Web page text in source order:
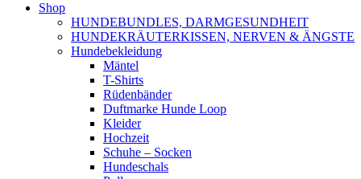
Shop
HUNDEBUNDLES, DARMGESUNDHEIT
HUNDEKRÄUTERKISSEN, NERVEN & ÄNGSTE
Hundebekleidung
Mäntel
T-Shirts
Rüdenbänder
Duftmarke Hunde Loop
Kleider
Hochzeit
Schuhe – Socken
Hundeschals